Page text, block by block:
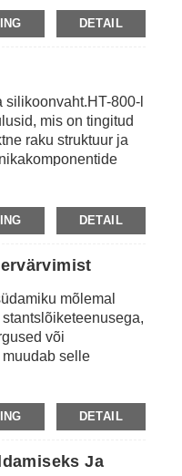
DETAIL
800-l
mis on tingitud
raku struktuur ja
täitmiseks ja
nagu
DETAIL
mõlemal
või
selle
ja muude
komposiidid, plast,
DETAIL
Ja